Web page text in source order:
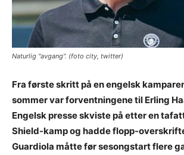
Naturlig "avgang". (foto city, twitter)
Fra første skritt på en engelsk
sommer var forventningene til Erling
Engelsk presse skviste på etter en
Shield-kamp og hadde flopp-
Guardiola måtte før sesongstart flere